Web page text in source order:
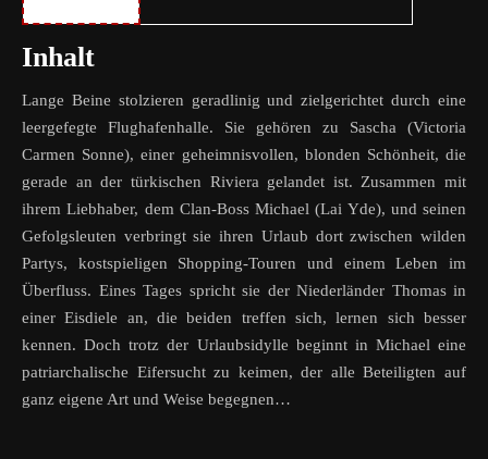
Inhalt
Lange Beine stolzieren geradlinig und zielgerichtet durch eine
leergefegte Flughafenhalle. Sie gehören zu Sascha (Victoria
Carmen Sonne), einer geheimnisvollen, blonden Schönheit, die
gerade an der türkischen Riviera gelandet ist. Zusammen mit
ihrem Liebhaber, dem Clan-Boss Michael (Lai Yde), und seinen
Gefolgsleuten verbringt sie ihren Urlaub dort zwischen wilden
Partys, kostspieligen Shopping-Touren und einem Leben im
Überfluss. Eines Tages spricht sie der Niederländer Thomas in
einer Eisdiele an, die beiden treffen sich, lernen sich besser
kennen. Doch trotz der Urlaubsidylle beginnt in Michael eine
patriarchalische Eifersucht zu keimen, der alle Beteiligten auf
ganz eigene Art und Weise begegnen…